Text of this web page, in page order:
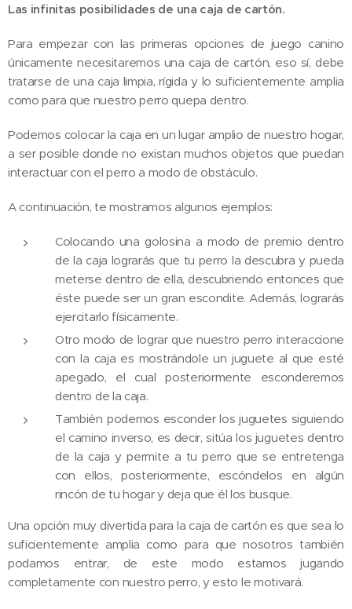
Las infinitas posibilidades de una caja de cartón.
Para empezar con las primeras opciones de juego canino
únicamente necesitaremos una caja de cartón, eso sí, debe
tratarse de una caja limpia, rígida y lo suficientemente amplia
como para que nuestro perro quepa dentro.
Podemos colocar la caja en un lugar amplio de nuestro hogar,
a ser posible donde no existan muchos objetos que puedan
interactuar con el perro a modo de obstáculo.
A continuación, te mostramos algunos ejemplos:
Colocando una golosina a modo de premio dentro
de la caja lograrás que tu perro la descubra y pueda
meterse dentro de ella, descubriendo entonces que
éste puede ser un gran escondite. Además, lograrás
ejercitarlo físicamente.
Otro modo de lograr que nuestro perro interaccione
con la caja es mostrándole un juguete al que esté
apegado, el cual posteriormente esconderemos
dentro de la caja.
También podemos esconder los juguetes siguiendo
el camino inverso, es decir, sitúa los juguetes dentro
de la caja y permite a tu perro que se entretenga
con ellos, posteriormente, escóndelos en algún
rincón de tu hogar y deja que él los busque.
Una opción muy divertida para la caja de cartón es que sea lo
suficientemente amplia como para que nosotros también
podamos entrar, de este modo estamos jugando
completamente con nuestro perro, y esto le motivará.